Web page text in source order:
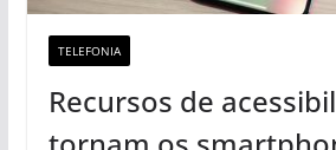
TELEFONIA
Recursos de